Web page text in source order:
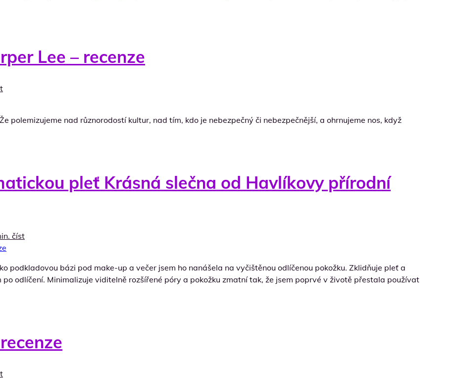
Lee – recenze
polemizujeme nad různorodostí kultur, nad tím, kdo je nebezpečný či nebezpečnější, a ohrnujeme nos, když
pleť Krásná slečna od Havlíkovy přírodní
číst
podkladovou bázi pod make-up a večer jsem ho nanášela na vyčištěnou odlíčenou pokožku. Zklidňuje pleť a
odlíčení. Minimalizuje viditelně rozšířené póry a pokožku zmatní tak, že jsem poprvé v životě přestala používat